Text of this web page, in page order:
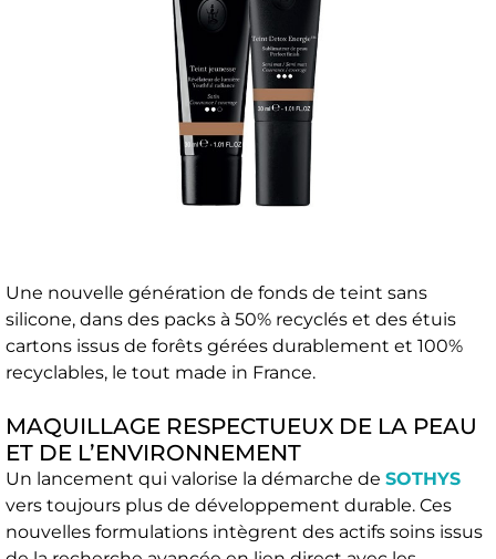
Une nouvelle génération de fonds de teint sans
silicone, dans des packs à 50% recyclés et des étuis
cartons issus de forêts gérées durablement et 100%
recyclables, le tout made in France.
MAQUILLAGE RESPECTUEUX DE LA PEAU
ET DE L’ENVIRONNEMENT
Un lancement qui valorise la démarche de SOTHYS
vers toujours plus de développement durable. Ces
nouvelles formulations intègrent des actifs soins issus